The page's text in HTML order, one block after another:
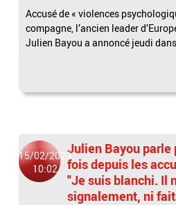
Accusé de « violences
compagne, l’ancien leader
Julien Bayou a annoncé jeudi dans
15/02/2023
10:02
Julien Bayou parle
fois depuis les
"Je suis blanchi. Il
signalement, ni